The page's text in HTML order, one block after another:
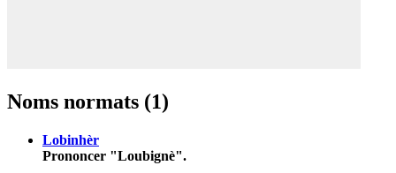
Noms normats (1)
Lobinhèr
Prononcer "Loubignè".